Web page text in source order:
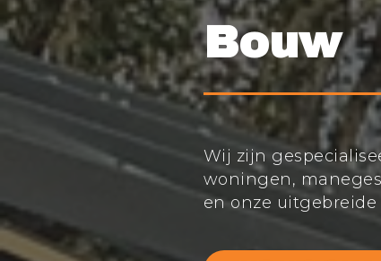
Bouw
Wij zijn
woningen,
en onze uitgebreide